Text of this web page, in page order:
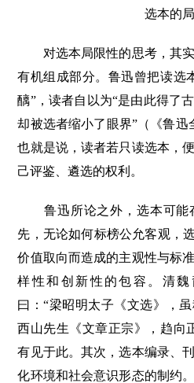
选本的
对选本局限性的思考，其实
有机组成部分。鲁迅曾把读选
醨”，读者自以为“是由此得了
却被选者缩小了眼界”（《鲁迅
也就是说，读者若只读选本，
己评鉴、遴选的权利。
鲁迅所论之外，选本可能
先，无论如何标榜公允客观，
价值取向而造成的主观性与标
样性和创新性的包容。清魏
曰：“梁昭明太子《文选》，
西山先生《文章正宗》，趋向
有见于此。其次，选本编录、
化环境和社会意识形态的制约